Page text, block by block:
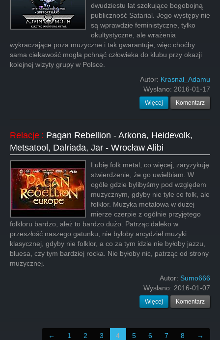
dwudziestu lat szokujące bogobojną
publiczność Satarial. Jego występy nie
są wprawdzie feministyczne, tylko
okultystyczne, ale wrażenia
wykraczające poza muzyczne i tak gwarantuje, więc choćby
sama ciekawość mogła pchnąć człowieka do klubu przy okazji
kolejnej wizyty grupy w Polsce.
Autor: Krasnal_Adamu
Wysłano: 2016-01-17
Więcej Komentarz
Relacje : Pagan Rebellion - Arkona, Heidevolk,
Metsatool, Dalriada, Jar - Wrocław Alibi
Lubię folk metal, co więcej, zaryzykuję
stwierdzenie, że go uwielbiam. W
ogóle gdzie bylibyśmy pod względem
muzycznym, gdyby nie tyle co folk, ale
folklor. Muzyka metalowa w dużej
mierze czerpie z ogólnie przyjętego
folkloru bardzo, ależ to bardzo dużo. Patrząc daleko w
przeszłość naszego gatunku, nie byłoby arcydzieł muzyki
klasycznej, gdyby nie folklor, a co za tym idzie nie byłoby jazzu,
bluesa, czy tym bardziej rocka. Nie byłoby nic, patrząc od strony
muzycznej.
Autor: Sumo666
Wysłano: 2016-01-07
Więcej Komentarz
← 1 2 3 4 5 6 7 8 →